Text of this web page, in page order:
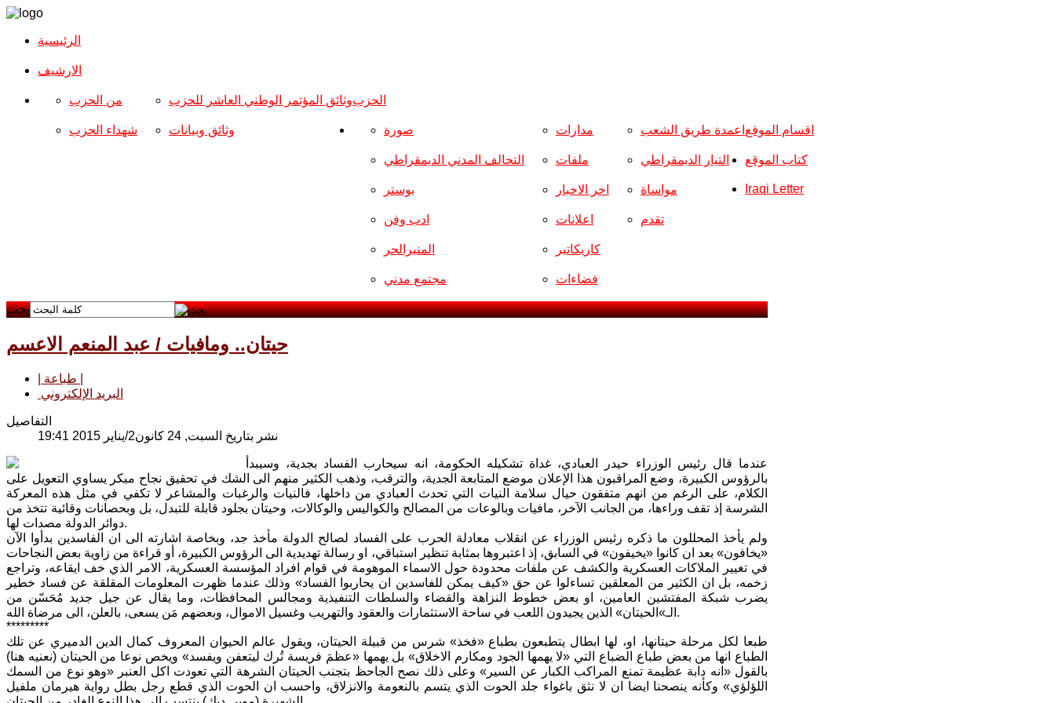
الرئيسية
الارشیف
الحزب من الحزب
شهداء الحزب
وثائق المؤتمر الوطني العاشر للحزب
وثائق وبيانات اقسام الموقع صورة
التحالف المدني الديمقراطي
بوستر
ادب وفن
المنبرالحر
مجتمع مدني
مدارات
ملفات
اخر الاخبار
اعلانات
كاريكاتير
فضاءات
اعمدة طريق الشعب
التيار الديمقراطي
مواساة
تقدم
كتاب الموقع
Iraqi Letter
بحث
حيتان.. ومافيات / عبد المنعم الاعسم
البريد الإلكتروني
التفاصيل
نشر بتاريخ السبت, 24 كانون2/يناير 2015 19:41
عندما قال رئيس الوزراء حيدر العبادي، غداة تشكيله الحكومة، انه سيحارب الفساد بجدية، وسيبدأ
بالرؤوس الكبيرة، وضع المراقبون هذا الإعلان موضع المتابعة الجدية، والترقب، وذهب الكثير منهم الى الشك في تحقيق نجاح مبكر يساوي التعويل على
الكلام، على الرغم من انهم متفقون حيال سلامة النيات التي تحدث العبادي من داخلها، فالنيات والرغبات والمشاعر لا تكفي في مثل هذه المعركة
الشرسة إذ تقف وراءها، من الجانب الآخر، مافيات وبالوعات من المصالح والكواليس والوكالات، وحيتان بجلود قابلة للتبدل، بل وبحصانات وقائية تتخذ من
دوائر الدولة مصدات لها.
ولم يأخذ المحللون ما ذكره رئيس الوزراء عن انقلاب معادلة الحرب على الفساد لصالح الدولة مأخذ جد، وبخاصة اشارته الى ان الفاسدين بدأوا الآن
«يخافون» بعد ان كانوا «يخيفون» في السابق، إذ اعتبروها بمثابة تنظير استباقي، او رسالة تهديدية الى الرؤوس الكبيرة، أو قراءة من زاوية بعض النجاحات
في تغيير الملاكات العسكرية والكشف عن ملفات محدودة حول الاسماء الموهومة في قوام افراد المؤسسة العسكرية، الامر الذي خف ايقاعه، وتراجع
زخمه، بل ان الكثير من المعلقين تساءلوا عن حق «كيف يمكن للفاسدين ان يحاربوا الفساد» وذلك عندما ظهرت المعلومات المقلقة عن فساد خطير
يضرب شبكة المفتشين العامين، او بعض خطوط النزاهة والقضاء والسلطات التنفيذية ومجالس المحافظات، وما يقال عن جيل جديد مُحَسّن من
الـ»الحيتان» الذين يجيدون اللعب في ساحة الاستثمارات والعقود والتهريب وغسيل الاموال، وبعضهم مَن يسعى، بالعلن، الى مرضاة الله.
*********
طبعا لكل مرحلة حيتانها، او، لها ابطال يتطبعون بطباع «فخذ» شرس من قبيلة الحيتان، ويقول عالم الحيوان المعروف كمال الدين الدميري عن تلك
الطباع انها من بعض طباع الضباع التي «لا يهمها الجود ومكارم الاخلاق» بل يهمها «عظمَ فريسة تُرك ليتعفن ويفسد» ويخص نوعا من الحيتان (نعنيه هنا)
بالقول «انه دابة عظيمة تمنع المراكب الكبار عن السير» وعلى ذلك نصح الجاحظ بتجنب الحيتان الشرهة التي تعودت اكل العنبر «وهو نوع من السمك
اللؤلؤي» وكأنه ينصحنا ايضا ان لا نثق باغواء جلد الحوت الذي يتسم بالنعومة والانزلاق، واحسب ان الحوت الذي قطع رجل بطل رواية هيرمان ملفيل